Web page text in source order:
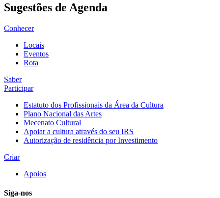
Sugestões de Agenda
Conhecer
Locais
Eventos
Rota
Saber
Participar
Estatuto dos Profissionais da Área da Cultura
Plano Nacional das Artes
Mecenato Cultural
Apoiar a cultura através do seu IRS
Autorização de residência por Investimento
Criar
Apoios
Siga-nos